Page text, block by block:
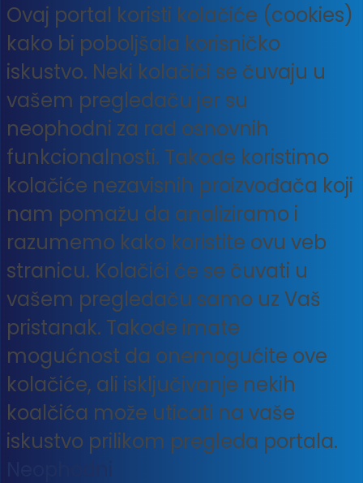
Ovaj portal koristi kolačiće (cookies)
kako bi poboljšala korisničko
iskustvo. Neki kolačići se čuvaju u
vašem pregledaču jer su
neophodni za rad osnovnih
funkcionalnosti. Takođe koristimo
kolačiće nezavisnih proizvođača koji
nam pomažu da analiziramo i
razumemo kako koristite ovu veb
stranicu. Kolačići će se čuvati u
vašem pregledaču samo uz Vaš
pristanak. Takođe imate
mogućnost da onemogućite ove
kolačiće, ali isključivanje nekih
koalčića može uticati na vaše
iskustvo prilikom pregleda portala.